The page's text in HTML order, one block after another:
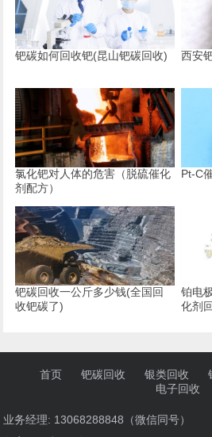
钯碳如何回收钯(昆山钯碳回收) 西安
氯化钯对人体的危害（脱硫催化
剂配方）
Pt-C
钯碳回收一公斤多少钱(全国回
收钯碳了)
铂电
化剂
首页 钯碳回收 银类回收
电子回收
业务经理: 13068288848（微信同号）